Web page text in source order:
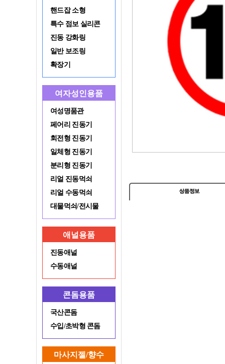
핸드잡 소형
특수 점보 실리콘
진동 강화링
일반 보조링
확장기
여자성인용품
여성명품관
페어리 진동기
회전형 진동기
일체형 진동기
분리형 진동기
리얼 진동먹쇠
리얼 수동먹쇠
대물먹쇠/전시물
애널용품
진동애널
수동애널
콘돔용품
국산콘돔
수입/초박형 콘돔
마사지젤/향수